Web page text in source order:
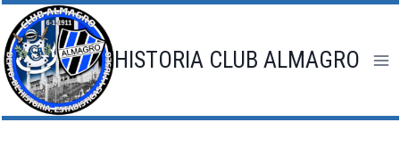
Saltar
al
contenido
HISTORIA CLUB ALMAGRO